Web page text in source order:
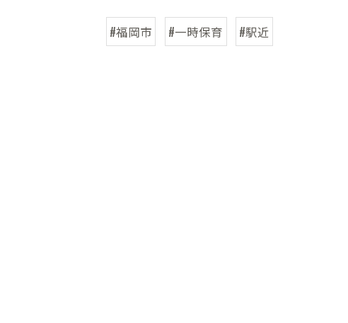
#福岡市 #一時保育 #駅近